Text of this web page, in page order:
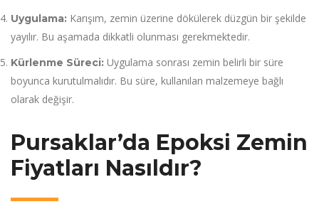
Uygulama: Karışım, zemin üzerine dökülerek düzgün bir şekilde
yayılır. Bu aşamada dikkatli olunması gerekmektedir.
Kürlenme Süreci: Uygulama sonrası zemin belirli bir süre
boyunca kurutulmalıdır. Bu süre, kullanılan malzemeye bağlı
olarak değişir.
Pursaklar’da Epoksi Zemin
Fiyatları Nasıldır?